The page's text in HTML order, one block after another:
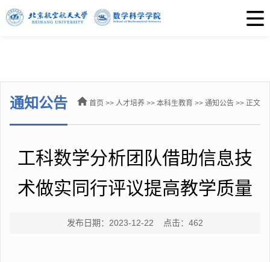
通知公告 首页 >> 人才培养 >> 本科生教育 >> 通知公告 >> 正文
工科数学分析团队借助信息技
术做实同行评议提高教学质量
发布日期：2023-12-22 点击： 462